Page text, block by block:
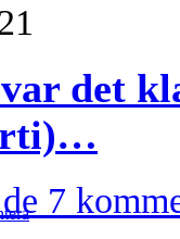
det
7